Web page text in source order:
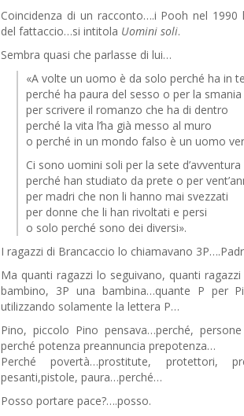
Coincidenza di un racconto….i Pooh nel
del fattaccio…si intitola Uomini soli.
Sembra quasi che parlasse di lui…
«A volte un uomo è da solo perché ha in
perché ha paura del sesso o per la
per scrivere il romanzo che ha di dentro
perché la vita l’ha già messo al muro
o perché in un mondo falso è un uomo
Ci sono uomini soli per la sete d’avventura
perché han studiato da prete o per
per madri che non li hanno mai svezzati
per donne che li han rivoltati e persi
o solo perché sono dei diversi».
I ragazzi di Brancaccio lo chiamavano
Ma quanti ragazzi lo seguivano, quanti
bambino, 3P una bambina…quante P per
utilizzando solamente la lettera P…
Pino, piccolo Pino pensava…perché,
perché potenza preannuncia prepotenza…
Perché povertà…prostitute, protettori,
pesanti,pistole, paura…perché…
Posso portare pace?….posso.